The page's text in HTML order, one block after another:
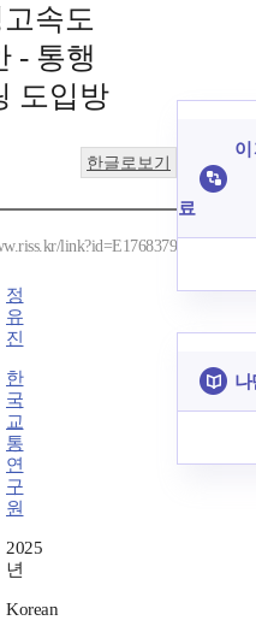
속도
- 통행
도입방
한글로보기
link?id=E1768379
정
유
진
한
국
교
통
연
구
원
2025
년
Korean
이
료
나